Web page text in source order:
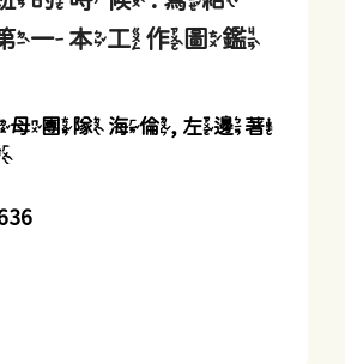
一本工作圖鑑
母團隊 海倫, 左邊著